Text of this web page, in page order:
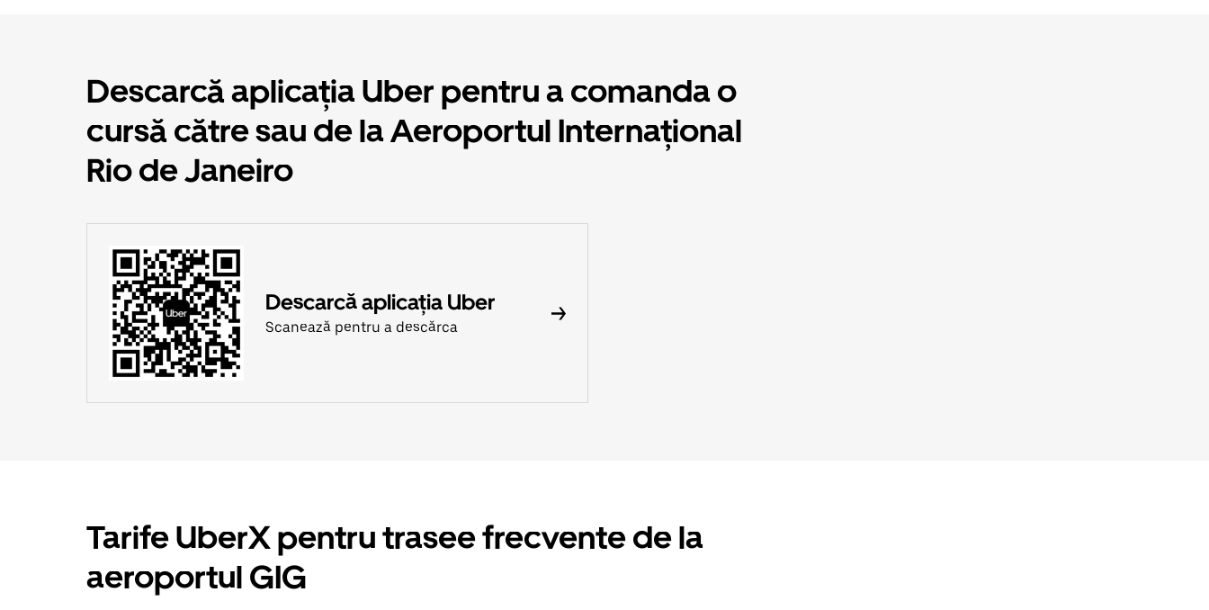
Descarcă aplicația Uber pentru a comanda o
cursă către sau de la Aeroportul Internațional
Rio de Janeiro
Descarcă aplicația Uber
Scanează pentru a descărca
Tarife UberX pentru trasee frecvente de la
aeroportul GIG